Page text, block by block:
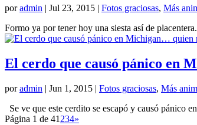
poradmin | Jul 23, 2015 | Fotos graciosas, Más
Formo ya por tener hoy una siesta así de
El cerdo que causó pánico en
poradmin | Jun 1, 2015 | Fotos graciosas, Más
Se ve que este cerdito se escapó y causó pánico
Página 1 de 41 234»